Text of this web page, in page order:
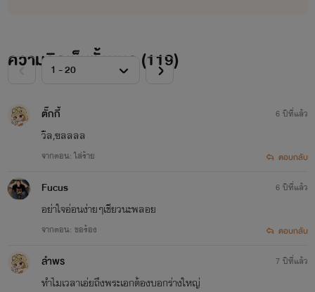
ขอบคุณภาพจาก Google
ความคิดเห็นทั้งหมด (119)
ตั๊กกี้
วืล,ฃลลลล
จากตอน: ใส่ร้าย
6 ปีที่แล้ว
ตอบกลับ
Fucus
อย่าใจอ่อนง่ายๆเชียวนะพลอย
จากตอน: ขอร้อง
6 ปีที่แล้ว
ตอบกลับ
ลำพร
ทำไมเวลาเอ่ยถึงพระเอกต้องบอกร่างใหญ่
7 ปีที่แล้ว